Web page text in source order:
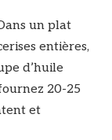
un plat
entières,
d’huile
20-25
et